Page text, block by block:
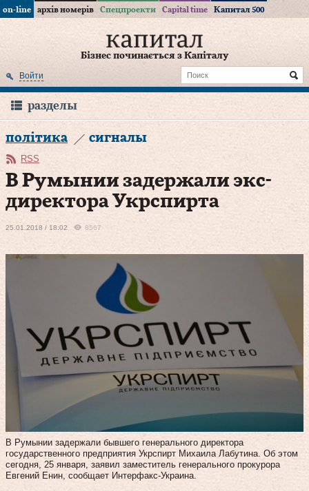
on-line архів номерів Спецпроекти Capital time Капитал 500
Бізнес починається з Капіталу
Войти
разделы
політика сигналы
RSS
В Румынии задержали экс-
директора Укрспирта
25.01.2018 / 18:02 8567
В Румынии задержали бывшего генерального директора
государственного предприятия Укрспирт Михаила Лабутина. Об этом
сегодня, 25 января, заявил заместитель генерального прокурора
Евгений Енин, сообщает Интерфакс-Украина.